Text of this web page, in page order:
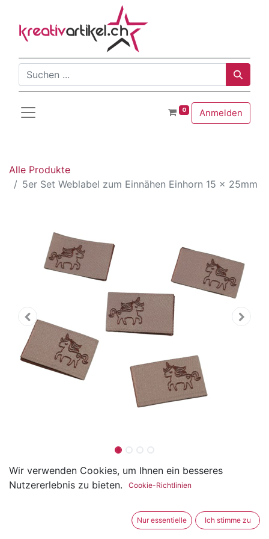
0 Anmelden
Alle Produkte
5er Set Weblabel zum Einnähen Einhorn 15 x 25mm
5er Set Weblabel zum
Einnähen Einhorn 15 x 25mm
Wir verwenden Cookies, um Ihnen ein besseres
Nutzererlebnis zu bieten.
Cookie-Richtlinien
Nur essentielle Ich stimme zu